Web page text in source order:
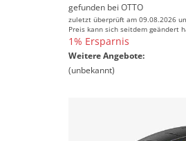
gefunden bei OTTO
zuletzt überprüft am 09.08.2026
Preis kann sich seitdem geändert
1% Ersparnis
Weitere Angebote:
(unbekannt)